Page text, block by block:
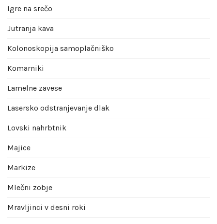
Igre na srečo
Jutranja kava
Kolonoskopija samoplačniško
Komarniki
Lamelne zavese
Lasersko odstranjevanje dlak
Lovski nahrbtnik
Majice
Markize
Mlečni zobje
Mravljinci v desni roki